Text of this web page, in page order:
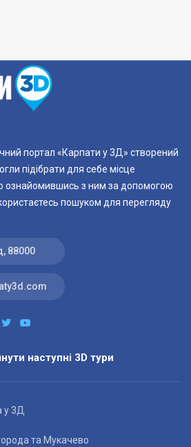
портал «Карпати у 3Д» створений
підібрати для себе місце
ознайомившись з ним за допомогою
пошуком для перегляду
88000
наступні 3D тури
у 3Д
та Мукачево